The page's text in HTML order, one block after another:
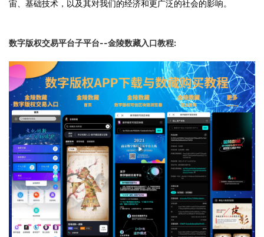
宙、基础技术，以及其对我们的经济和更广泛的社会的影响。
数字版权交易平台子平台--金陵数藏入口教程: